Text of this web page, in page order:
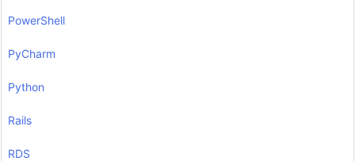
PowerShell
PyCharm
Python
Rails
RDS